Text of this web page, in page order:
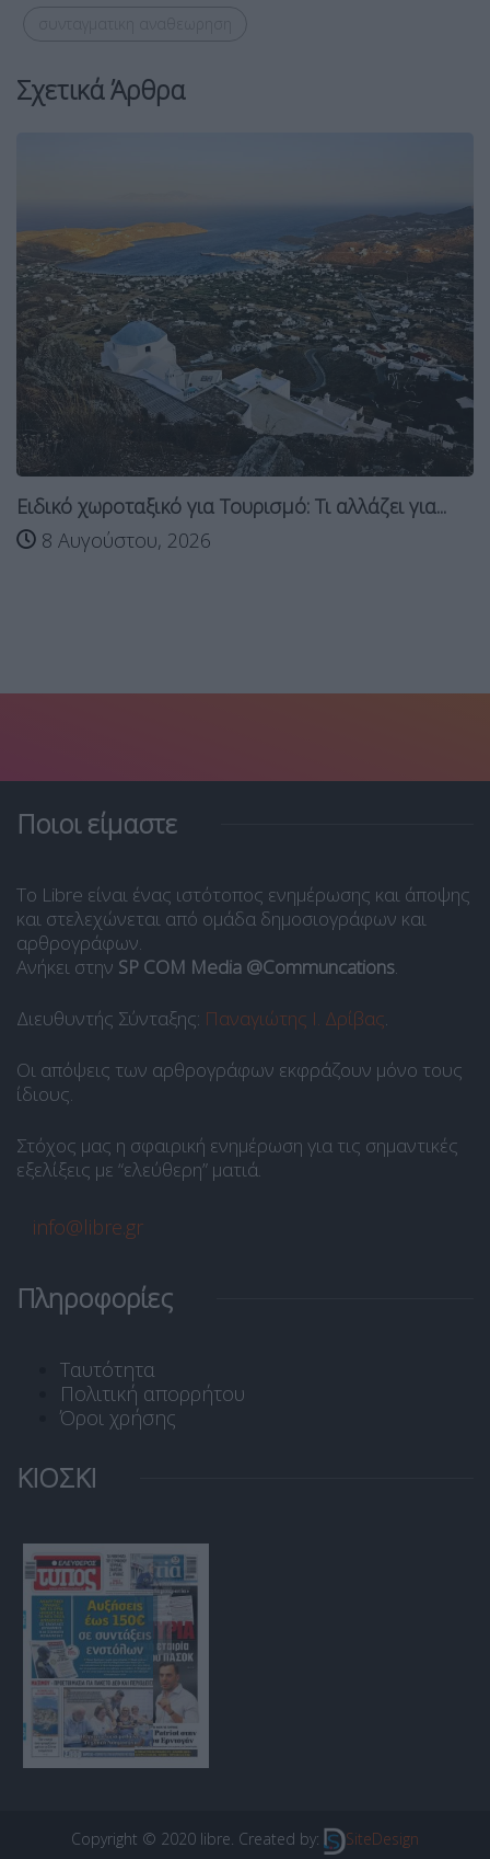
Σχετικά Άρθρα
Ειδικό χωροταξικό για Τουρισμό: Τι αλλάζει για...
8 Αυγούστου, 2026
Ποιοι είμαστε
Το Libre είναι ένας ιστότοπος ενημέρωσης και άποψης
και στελεχώνεται από ομάδα δημοσιογράφων και
αρθρογράφων.
Ανήκει στην SP COM Media @Communcations.
Διευθυντής Σύνταξης: Παναγιώτης Ι. Δρίβας.
Οι απόψεις των αρθρογράφων εκφράζουν μόνο τους
ίδιους.
Στόχος μας η σφαιρική ενημέρωση για τις σημαντικές
εξελίξεις με “ελεύθερη” ματιά.
info@libre.gr
Πληροφορίες
Ταυτότητα
Πολιτική απορρήτου
Όροι χρήσης
ΚΙΟΣΚΙ
Copyright © 2020 libre. Created by: SiteDesign